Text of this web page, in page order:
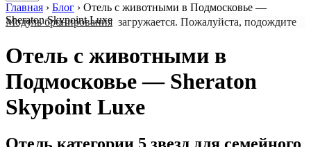
Главная › Блог › Отель с животными в Подмосковье —
Sheraton Skypoint Luxe
Модуль бронирования загружается. Пожалуйста, подождите
Отель с животными в
Подмосковье — Sheraton
Skypoint Luxe
Отель категории 5 звезд для семейного